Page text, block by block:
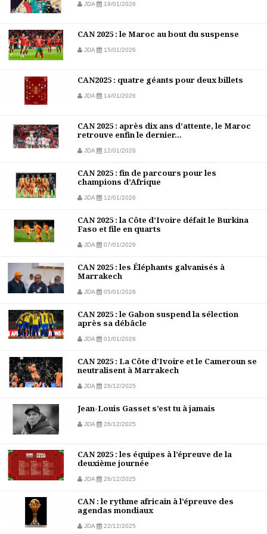
JDA 19/01/2026
CAN 2025 : le Maroc au bout du suspense
JDA 15/01/2026
CAN2025 : quatre géants pour deux billets
JDA 14/01/2026
CAN 2025 : après dix ans d’attente, le Maroc
retrouve enfin le dernier...
JDA 12/01/2026
CAN 2025 : fin de parcours pour les
champions d’Afrique
JDA 12/01/2026
CAN 2025 : la Côte d’Ivoire défait le Burkina
Faso et file en quarts
JDA 07/01/2026
CAN 2025 : les Éléphants galvanisés à
Marrakech
JDA 05/01/2026
CAN 2025 : le Gabon suspend la sélection
après sa débâcle
JDA 01/01/2026
CAN 2025 : La Côte d’Ivoire et le Cameroun se
neutralisent à Marrakech
JDA 28/12/2025
Jean-Louis Gasset s’est tu à jamais
JDA 26/12/2025
CAN 2025 : les équipes à l’épreuve de la
deuxième journée
JDA 26/12/2025
CAN : le rythme africain à l’épreuve des
agendas mondiaux
JDA 22/12/2025